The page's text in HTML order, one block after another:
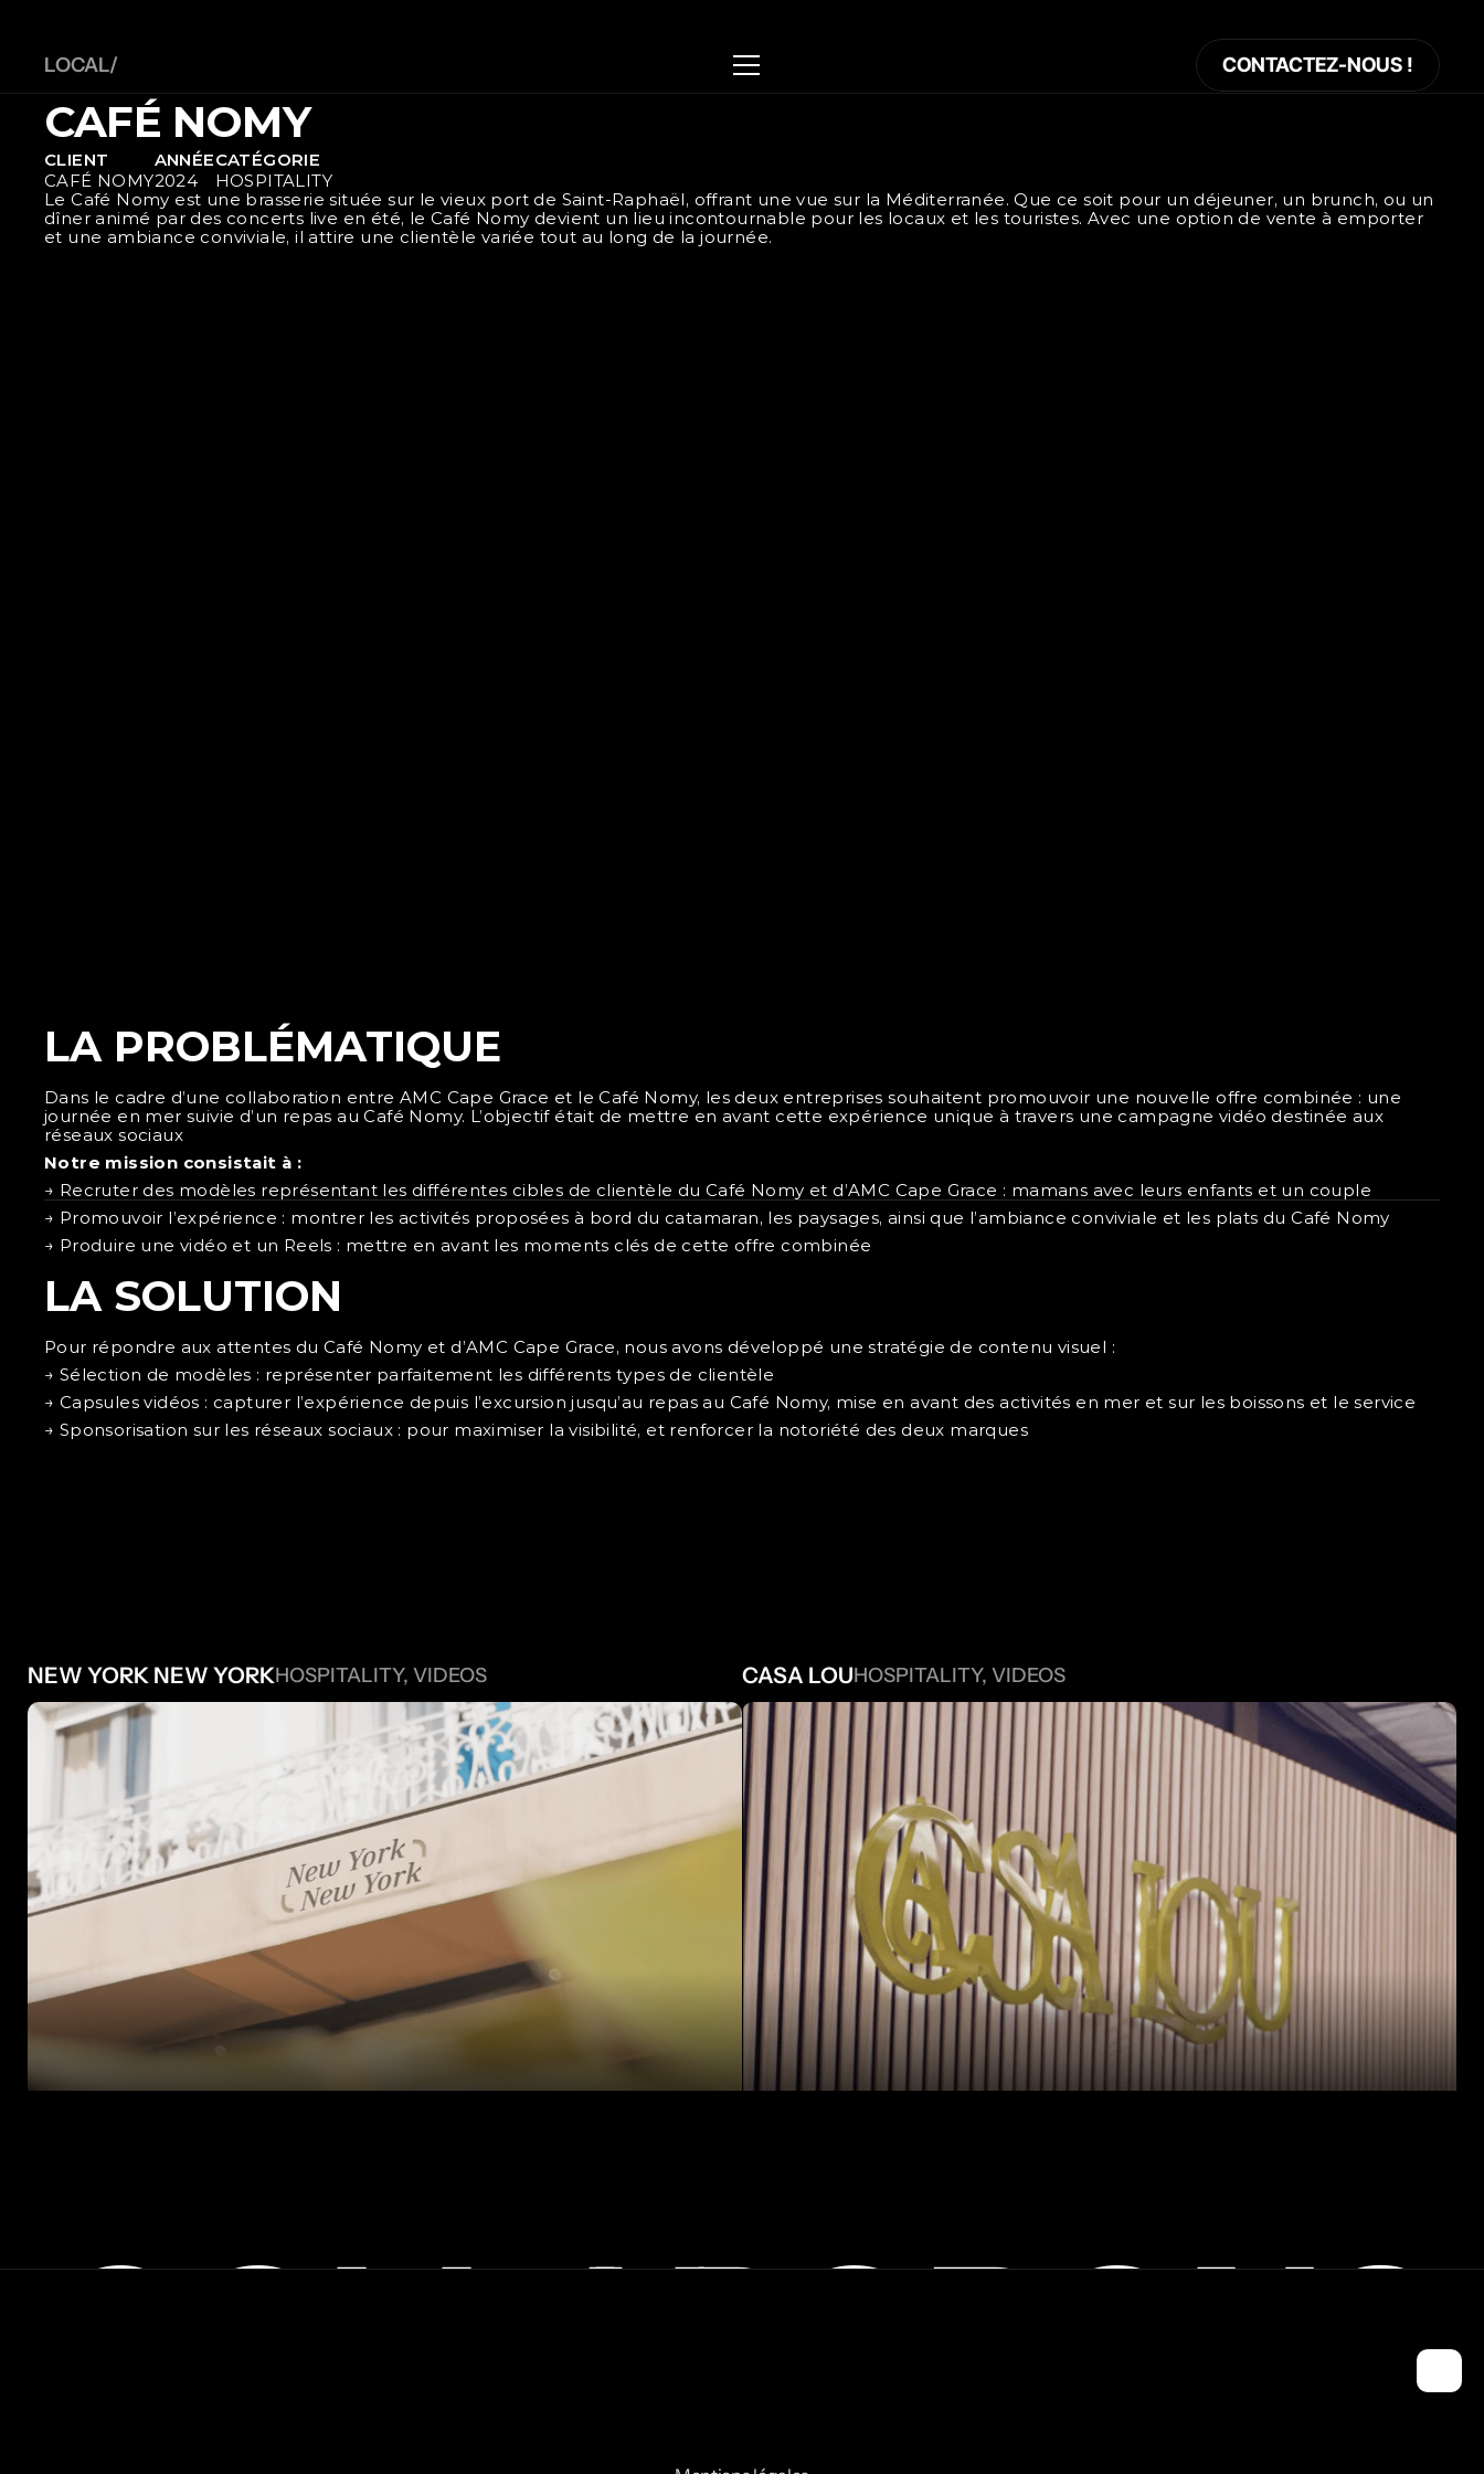
LOCAL/ CONTACTEZ-NOUS !
CAFÉ NOMY
CLIENT
CAFÉ NOMY
ANNÉE
2024
CATÉGORIE
HOSPITALITY
Le Café Nomy est une brasserie située sur le vieux port de Saint-Raphaël, offrant une vue sur la Méditerranée. Que ce soit pour un déjeuner, un brunch, ou un
dîner animé par des concerts live en été, le Café Nomy devient un lieu incontournable pour les locaux et les touristes. Avec une option de vente à emporter
et une ambiance conviviale, il attire une clientèle variée tout au long de la journée.
LA PROBLÉMATIQUE
Dans le cadre d’une collaboration entre AMC Cape Grace et le Café Nomy, les deux entreprises souhaitent promouvoir une nouvelle offre combinée : une
journée en mer suivie d’un repas au Café Nomy. L’objectif était de mettre en avant cette expérience unique à travers une campagne vidéo destinée aux
réseaux sociaux
Notre mission consistait à :
→ Recruter des modèles représentant les différentes cibles de clientèle du Café Nomy et d’AMC Cape Grace : mamans avec leurs enfants et un couple
→ Promouvoir l’expérience : montrer les activités proposées à bord du catamaran, les paysages, ainsi que l’ambiance conviviale et les plats du Café Nomy
→ Produire une vidéo et un Reels : mettre en avant les moments clés de cette offre combinée
LA SOLUTION
Pour répondre aux attentes du Café Nomy et d’AMC Cape Grace, nous avons développé une stratégie de contenu visuel :
→ Sélection de modèles : représenter parfaitement les différents types de clientèle
→ Capsules vidéos : capturer l’expérience depuis l’excursion jusqu’au repas au Café Nomy, mise en avant des activités en mer et sur les boissons et le service
→ Sponsorisation sur les réseaux sociaux : pour maximiser la visibilité, et renforcer la notoriété des deux marques
NEW YORK NEW YORKHOSPITALITY, VIDEOS CASA LOUHOSPITALITY, VIDEOS
COLLABORONS